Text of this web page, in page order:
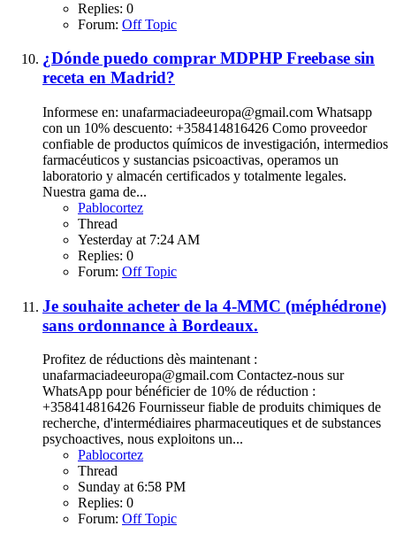
Replies: 0
Forum: Off Topic
¿Dónde puedo comprar MDPHP Freebase sin
receta en Madrid?
Informese en: unafarmaciadeeuropa@gmail.com Whatsapp
con un 10% descuento: +358414816426 Como proveedor
confiable de productos químicos de investigación, intermedios
farmacéuticos y sustancias psicoactivas, operamos un
laboratorio y almacén certificados y totalmente legales.
Nuestra gama de...
Pablocortez
Thread
Yesterday at 7:24 AM
Replies: 0
Forum: Off Topic
Je souhaite acheter de la 4-MMC (méphédrone)
sans ordonnance à Bordeaux.
Profitez de réductions dès maintenant :
unafarmaciadeeuropa@gmail.com Contactez-nous sur
WhatsApp pour bénéficier de 10% de réduction :
+358414816426 Fournisseur fiable de produits chimiques de
recherche, d'intermédiaires pharmaceutiques et de substances
psychoactives, nous exploitons un...
Pablocortez
Thread
Sunday at 6:58 PM
Replies: 0
Forum: Off Topic